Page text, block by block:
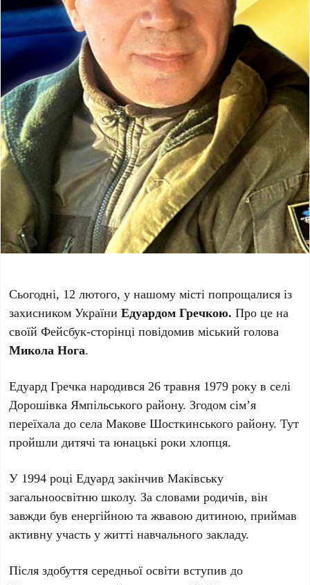
Сьогодні, 12 лютого, у нашому місті попрощалися із
захисником УкраїниЕдуардом Гречкою. Про це на
своїй Фейсбук-сторінці повідомив міський голова
Микола Нога.
Едуард Гречка народився 26 травня 1979 року в селі
Дорошівка Ямпільського району. Згодом сім’я
переїхала до села Макове Шосткинського району. Тут
пройшли дитячі та юнацькі роки хлопця.
У 1994 році Едуард закінчив Маківську
загальноосвітню школу. За словами родичів, він
завжди був енергійною та жвавою дитиною, приймав
активну участь у житті навчального закладу.
Після здобуття середньої освіти вступив до